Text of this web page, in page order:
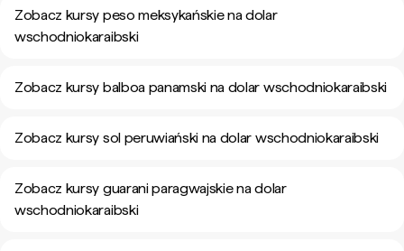
Zobacz kursy peso meksykańskie na dolar
wschodniokaraibski
Zobacz kursy balboa panamski na dolar wschodniokaraibski
Zobacz kursy sol peruwiański na dolar wschodniokaraibski
Zobacz kursy guarani paragwajskie na dolar
wschodniokaraibski